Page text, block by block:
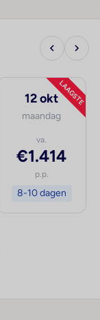
LAAGSTE
12 okt
maandag
va.
€1.414
p.p.
8-10 dagen